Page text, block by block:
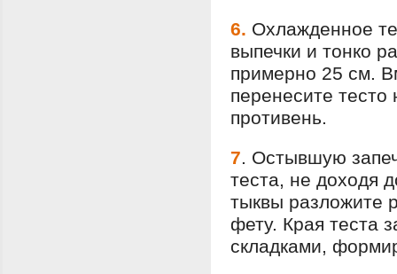
6. Охлажденное
выпечки и тонко
примерно 25 см.
перенесите
противень.
7. Остывшую
теста, не доходя
тыквы разложите
фету. Края теста
складками,